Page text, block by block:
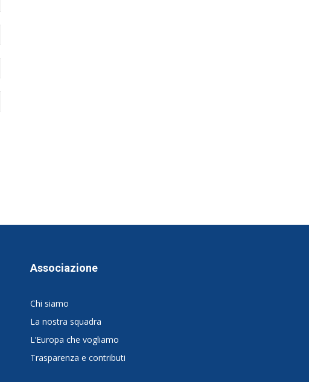
Associazione
Chi siamo
La nostra squadra
L’Europa che vogliamo
Trasparenza e contributi